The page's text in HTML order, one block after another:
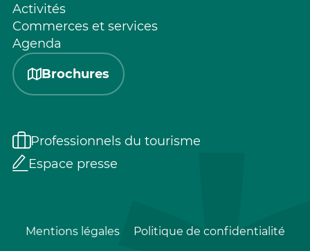
Activités
Commerces et services
Agenda
Brochures
Professionnels du tourisme
Espace presse
Mentions légales Politique de confidentialité